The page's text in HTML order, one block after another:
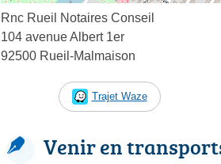
Rnc Rueil Notaires Conseil
104 avenue Albert 1er
92500 Rueil-Malmaison
Trajet Waze
Venir en